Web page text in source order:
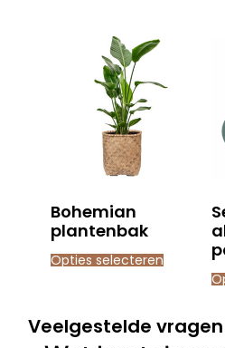
Bohemian
plantenbak
Opties selecteren
Veelgestelde